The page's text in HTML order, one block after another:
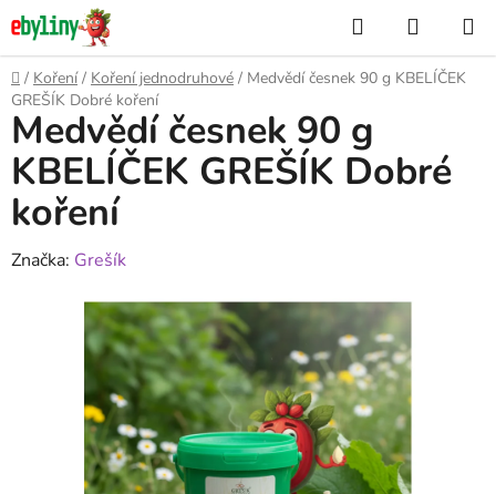
Přejít
na
obsah
Hledat
KOŠÍK
Domů
/ Koření / Koření jednodruhové / Medvědí česnek 90 g KBELÍČEK
GREŠÍK Dobré koření
Medvědí česnek 90 g
KBELÍČEK GREŠÍK Dobré
koření
Značka: Grešík